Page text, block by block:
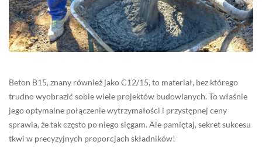
Beton B15, znany również jako C12/15, to materiał, bez którego
trudno wyobrazić sobie wiele projektów budowlanych. To właśnie
jego optymalne połączenie wytrzymałości i przystępnej ceny
sprawia, że tak często po niego sięgam. Ale pamiętaj, sekret sukcesu
tkwi w precyzyjnych proporcjach składników!